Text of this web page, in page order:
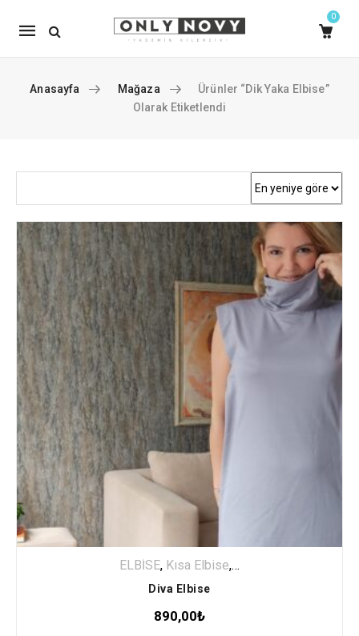
Mobile
navigation
0
Anasayfa Mağaza
Ürünler “dik Yaka Elbise”
Olarak Etiketlendi
ELBİSE, Kısa Elbise, Özel Seçki
Diva Elbise
890,00₺